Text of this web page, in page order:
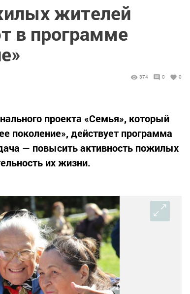
жителей
в программе
374 0 0
проекта «Семья», который
поколение», действует программа
— повысить активность пожилых
их жизни.